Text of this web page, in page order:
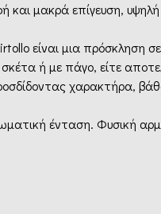
και μακρά επίγευση,
είναι μια πρόσκληση
σκέτα ή με πάγο, είτε
χαρακτήρα,
ένταση. Φυσική